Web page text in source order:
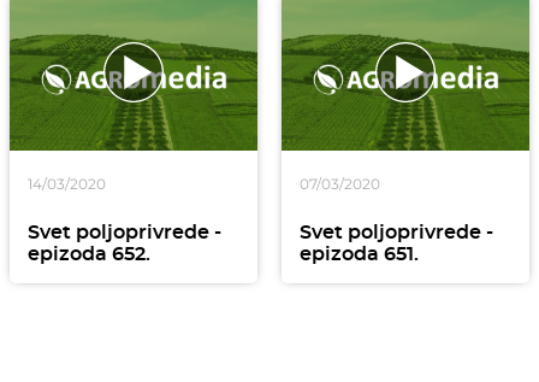
14/03/2020
Svet poljoprivrede -
epizoda 652.
07/03/2020
Svet poljoprivrede -
epizoda 651.